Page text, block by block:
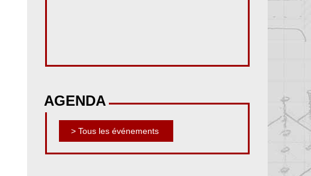
AGENDA
> Tous les événements